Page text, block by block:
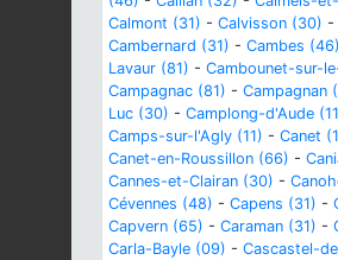
Calmont (31) - Calvisson (30) -
Cambernard (31) - Cambes (46)
Lavaur (81) - Cambounet-sur-
Campagnac (81) - Campagnan
Luc (30) - Camplong-d'Aude
Camps-sur-l'Agly (11) - Canet
Canet-en-Roussillon (66) -
Cannes-et-Clairan (30) -
Cévennes (48) - Capens (31) -
Capvern (65) - Caraman (31) -
Carla-Bayle (09) - Cascastel-